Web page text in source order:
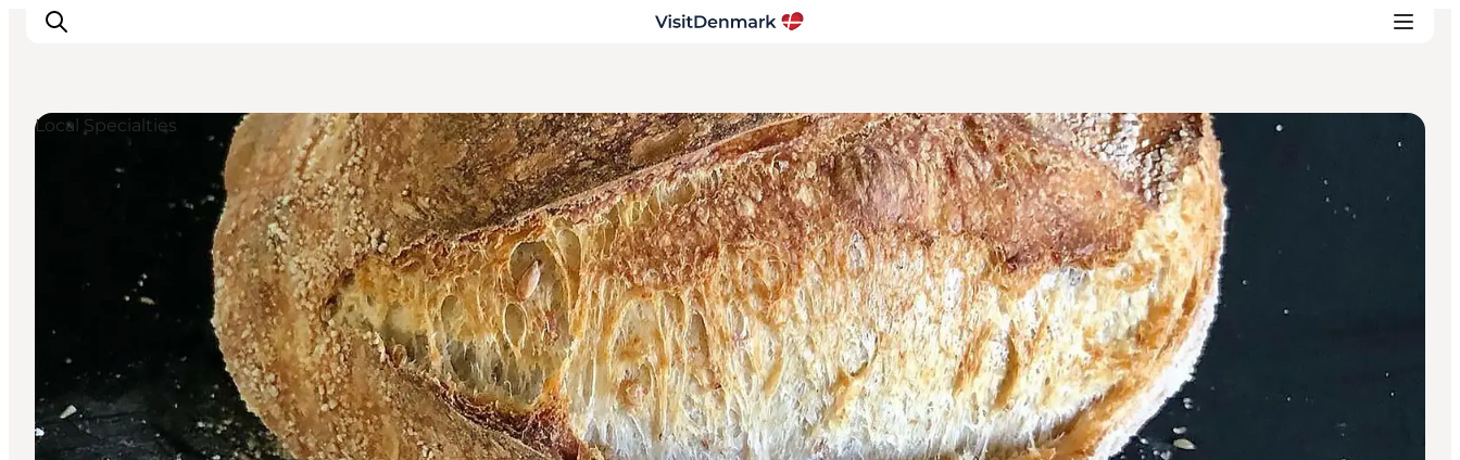
Ispirazioni
Dove andare
Dove dormire
Pianifica il viaggio
Local Specialties